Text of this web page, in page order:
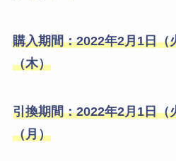
購入期間：2022年2月1日（
（木）
引換期間：2022年2月1日（
（月）